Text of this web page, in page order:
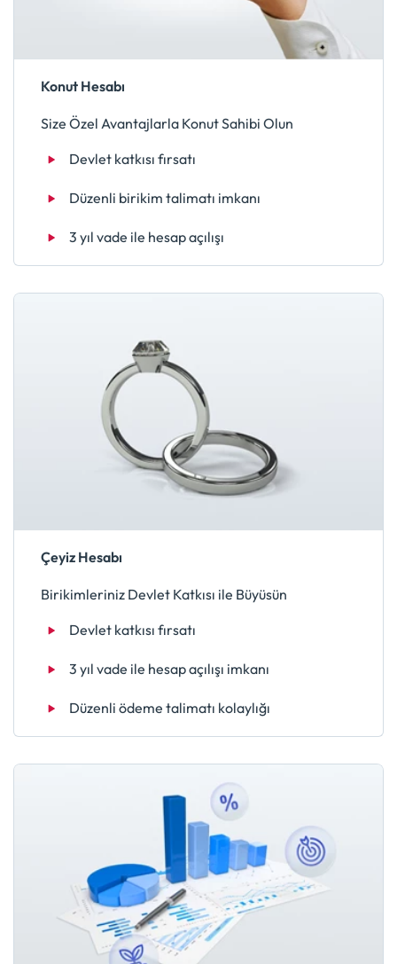
Konut Hesabı
Size Özel Avantajlarla Konut Sahibi Olun
Devlet katkısı fırsatı
Düzenli birikim talimatı imkanı
3 yıl vade ile hesap açılışı
Çeyiz Hesabı
Birikimleriniz Devlet Katkısı ile Büyüsün
Devlet katkısı fırsatı
3 yıl vade ile hesap açılışı imkanı
Düzenli ödeme talimatı kolaylığı